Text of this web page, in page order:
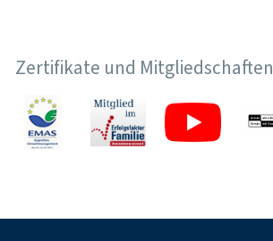
Zertifikate und Mitgliedschaften